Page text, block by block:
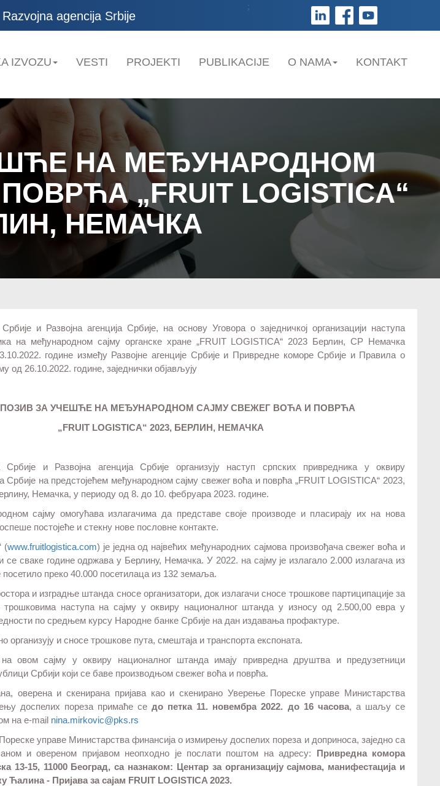
Razvojna agencija Srbije
;
IZVOZU VESTI PROJEKTI PUBLIKACIJE O NAMA KONTAKT
НА МЕЂУНАРОДНОМ
„FRUIT LOGISTICA“
НЕМАЧКА
и Развојна агенција Србије, на основу Уговора о заједничкој организацији наступа
на међународном сајму органске хране „FRUIT LOGISTICA“ 2023 Берлин, СР Немачка
године између Развојне агенције Србије и Привредне коморе Србије и Правила о
од 26.10.2022. године, заједнички објављују
ЗА УЧЕШЋЕ НА МЕЂУНАРОДНОМ САЈМУ СВЕЖЕГ ВОЋА И ПОВРЋА
„FRUIT LOGISTICA“ 2023, БЕРЛИН, НЕМАЧКА
и Развојна агенција Србије организују наступ српских привредника у оквиру
Србије на предстојећем међународном сајму свежег воћа и поврћа „FRUIT LOGISTICA“ 2023,
Немачка, у периоду од 8. до 10. фебруара 2023. године.
сајму омогућава излагачима да представе своје производе и пласирају их на нова
постојеће и стекну нове пословне контакте.
(www.fruitlogistica.com) је једна од највећих међународних сајмова произвођача свежег воћа и
се сваке године одржава у Берлину, Немачка. У 2022. на сајму је излагало 2.000 излагача из
преко 40.000 посетилаца из 132 земаља.
и изградње штанда сносе организатори, док излагачи сносе трошкове партиципације за
трошковима наступа на сајму у оквиру националног штанда у износу од 2.500,00 евра у
по средњем курсу Народне банке Србије на дан издавања профактуре.
организују и сносе трошкове пута, смештаја и транспорта експоната.
овом сајму у оквиру националног штанда имају привредна друштва и предузетници
Србији који се баве производњом свежег воћа и поврћа.
оверена и скенирана пријава као и скенирано Уверење Пореске управе Министарства
доспелих пореза примаће седо петка 11. новембра 2022. до 16 часова, а шаљу се
на e-mail nina.mirkovic@pks.rs
управе Министарства финансија о измирењу доспелих пореза и доприноса, заједно са
и овереном пријавом неопходно је послати поштом на адресу: Привредна комора
13-15, 11000 Београд, са назнаком: Центар за организацију сајмова, манифестација и
Ћалинa - Пријава за сајам FRUIT LOGISTICA 2023.